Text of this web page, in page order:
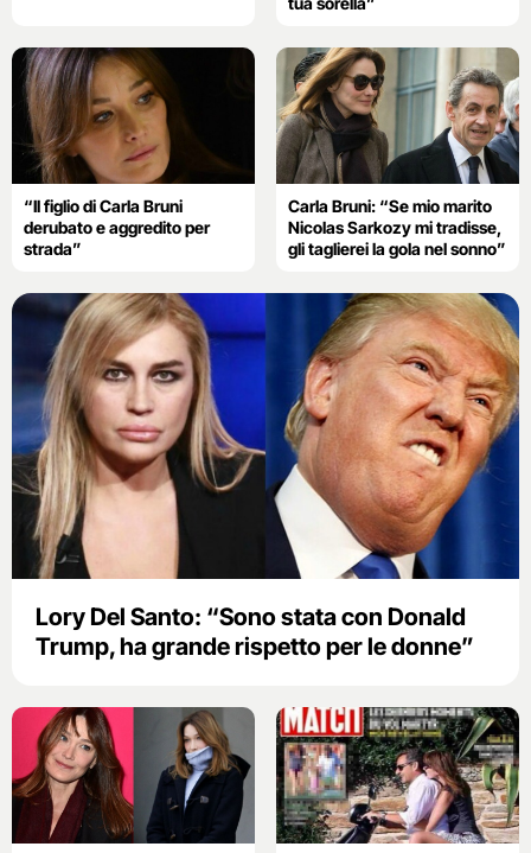
“Il figlio di Carla Bruni
derubato e aggredito per
strada”
Carla Bruni: “Se mio marito
Nicolas Sarkozy mi tradisse,
gli taglierei la gola nel sonno”
Lory Del Santo: “Sono stata con Donald
Trump, ha grande rispetto per le donne”